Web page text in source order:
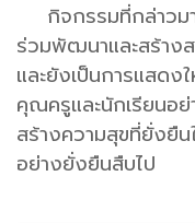
กิจกรรมที่กล่าวม
ร่วมพัฒนาและสร้างส
และยังเป็นการแสดง
คุณครูและนักเรียนอ
สร้างความสุขที่ยั่งยืน
อย่างยั่งยืนสืบไป